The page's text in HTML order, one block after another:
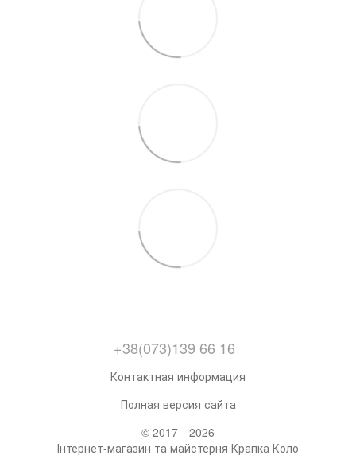
+38(073)139 66 16
Контактная информация
Полная версия сайта
© 2017—2026
Інтернет-магазин та майстерня Крапка Коло